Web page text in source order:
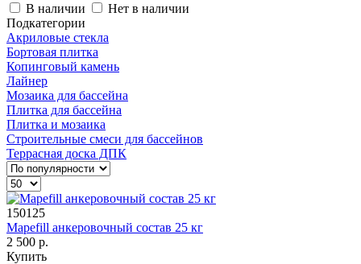
В наличии
Нет в наличии
Подкатегории
Акриловые стекла
Бортовая плитка
Копинговый камень
Лайнер
Мозаика для бассейна
Плитка для бассейна
Плитка и мозаика
Строительные смеси для бассейнов
Террасная доска ДПК
150125
Mapefill анкеровочный состав 25 кг
2 500 р.
Купить